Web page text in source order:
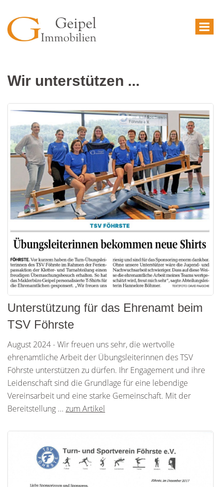
Wir unterstützen ...
Unterstützung für das Ehrenamt beim
TSV Föhrste
August 2024 - Wir freuen uns sehr, die wertvolle
ehrenamtliche Arbeit der Übungsleiterinnen des TSV
Föhrste unterstützen zu dürfen. Ihr Engagement und ihre
Leidenschaft sind die Grundlage für eine lebendige
Vereinsarbeit und eine starke Gemeinschaft. Mit der
Bereitstellung ... zum Artikel